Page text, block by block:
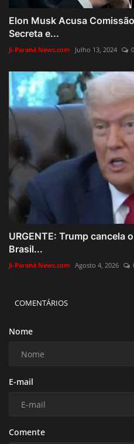
Elon Musk Acusa
Secreta e...
Ji-Paraná News.com Julho 13, 2024 0
URGENTE: Trump cancela
Brasil...
Ji-Paraná News.com Agosto 4, 2026
COMENTÁRIOS
Nome
E-mail
Comente